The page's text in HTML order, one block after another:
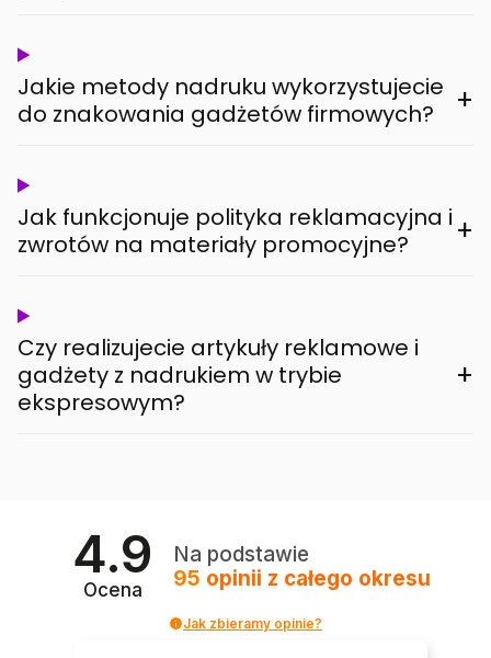
Jakie metody nadruku wykorzystujecie
do znakowania gadżetów firmowych?
+
Jak funkcjonuje polityka reklamacyjna i
zwrotów na materiały promocyjne?
+
Czy realizujecie artykuły reklamowe i
gadżety z nadrukiem w trybie
ekspresowym?
+
4.9
Ocena
Na podstawie
95 opinii z całego okresu
Jak zbieramy opinie?